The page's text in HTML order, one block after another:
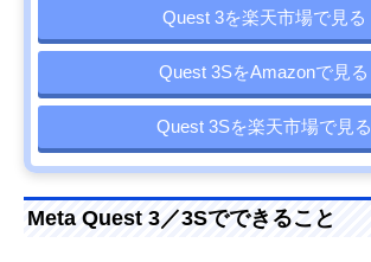
Quest 3を楽天市場で見る
Quest 3SをAmazonで見る
Quest 3Sを楽天市場で見る
Meta Quest 3／3Sでできること